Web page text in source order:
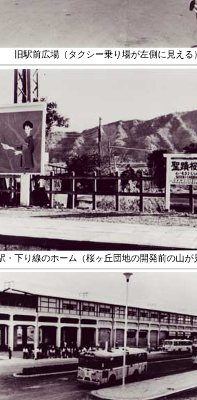
旧駅前広場（タクシー乗り場が左側に見える
・下り線のホーム（桜ヶ丘団地の開発前の山が